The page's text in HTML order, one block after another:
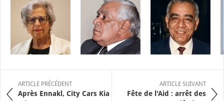
ARTICLE PRÉCÉDENT
Après Ennakl, City Cars Kia
ARTICLE SUIVANT
Fête de l'Aid : arrêt des